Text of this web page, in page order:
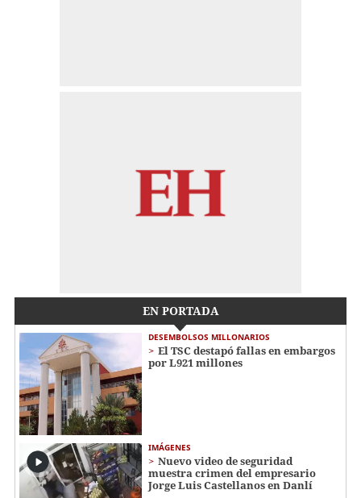
EN PORTADA
DESEMBOLSOS MILLONARIOS
El TSC destapó fallas en embargos
por L921 millones
IMÁGENES
Nuevo video de seguridad
muestra crimen del empresario
Jorge Luis Castellanos en Danlí